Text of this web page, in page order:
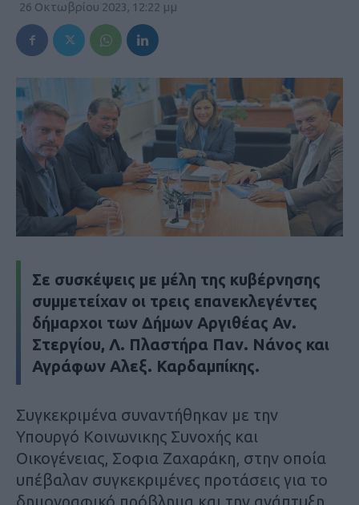
26 Οκτωβρίου 2023, 12:22 μμ
Σε συσκέψεις με μέλη της κυβέρνησης
συμμετείχαν οι τρεις επανεκλεγέντες
δήμαρχοι των Δήμων Αργιθέας Αν.
Στεργίου, Λ. Πλαστήρα Παν. Νάνος και
Αγράφων Αλεξ. Καρδαμπίκης.
Συγκεκριμένα συναντήθηκαν με την
Υπουργό Κοινωνικης Συνοχής και
Οικογένειας, Σοφια Ζαχαράκη, στην οποία
υπέβαλαν συγκεκριμένες προτάσεις για το